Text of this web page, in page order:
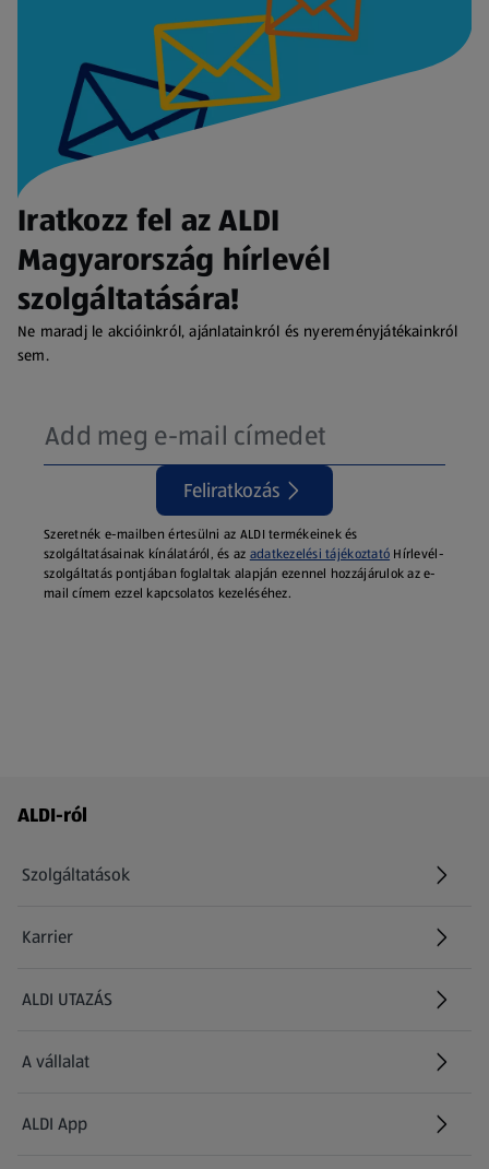
Iratkozz fel az ALDI
Magyarország hírlevél
szolgáltatására!
Ne maradj le akcióinkról, ajánlatainkról és nyereményjátékainkról
sem.
Feliratkozás
Szeretnék e-mailben értesülni az ALDI termékeinek és
szolgáltatásainak kínálatáról, és az adatkezelési tájékoztató Hírlevél-
szolgáltatás pontjában foglaltak alapján ezennel hozzájárulok az e-
mail címem ezzel kapcsolatos kezeléséhez.
Láblécmenü - további linkek
ALDI-ról
Szolgáltatások
Karrier
(új oldalon nyílik meg)
ALDI UTAZÁS
(új oldalon nyílik meg)
A vállalat
ALDI App